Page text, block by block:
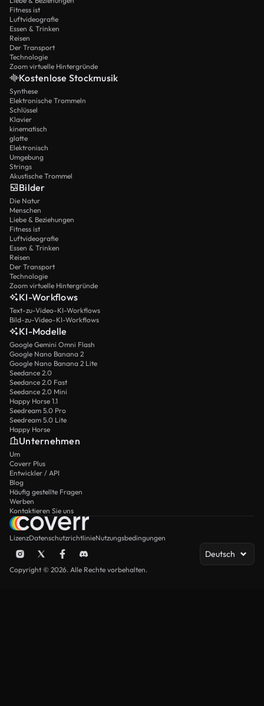
Fitness ist
Luftvideografie
Essen & Trinken
Reisen
Der Transport
Technologie
Zoom virtuelle Hintergründe
Kostenlose Stockmusik
Synthese
Elektronische Trommeln
Schlüssel
Klavier
kinematisch
glatte
Elektronisch
Umgebung
Strings
Akustische Trommel
Bilder
Die Natur
Menschen
Liebe & Beziehungen
Fitness ist
Luftvideografie
Essen & Trinken
Reisen
Der Transport
Technologie
Zoom virtuelle Hintergründe
KI-Workflows
Text-zu-Video-KI-Workflows
Bild-zu-Video-KI-Workflows
KI-Modelle
Google Gemini Omni Flash
Google Nano Banana 2
Google Nano Banana 2 Lite
Seedance 2.0
Seedance 2.0 Fast
Seedance 2.0 Mini
Happy Horse 1.1
Seedream 5.0 Pro
Seedream 5.0 Lite
Happy Horse
Unternehmen
Um
Coverr Plus
Entwickler / API
Blog
Häufig gestellte Fragen
Werben
Kontaktieren Sie uns
LizenzDatenschutzrichtlinieNutzungsbedingungen
Deutsch
Copyright © 2026. Alle Rechte vorbehalten.